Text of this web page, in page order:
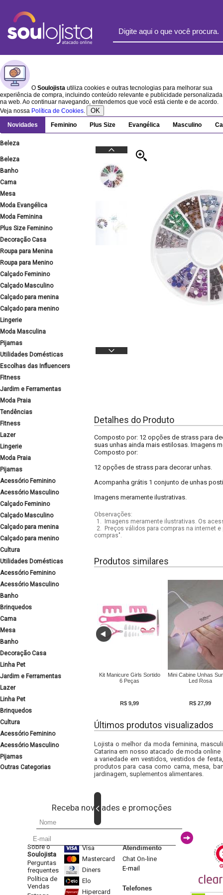
O Soulojista utiliza cookies e outras tecnologias para melhorar sua
experiência de compra, incluindo conteúdo relevante e publicidade personalizada
na web. Ao continuar navegando, entendemos que você está ciente e de acordo.
Veja nossa Política de Cookies. OK
Novidades Feminino Plus Size Evangélica Masculino
Beleza
Beleza
Banho
Cama
Mesa
Moda Evangélica
Moda Feminina
Plus Size Feminino
Decoração Casa
Roupa para Menina
Roupa para Menino
Calçado Feminino
Calçado Masculino
Calçado para menina
Calçado para menino
Lingerie
Moda Masculina
Pijamas
Utilidades Domésticas
Escolhas das Influencers
Fitness
Jardim e Ferramentas
Moda Praia
Tendências
Fitness
Lazer
Lingerie
Moda Praia
Pijamas
Acessório Feminino
Acessório Masculino
Calçado Feminino
Calçado Masculino
Calçado para menina
Calçado para menino
Cultura
Utilidades Domésticas
Acessório Feminino
Acessório Masculino
Banho
Brinquedos
Cama
Mesa
Banho
Decoração Casa
Linha Pet
Jardim e Ferramentas
Lazer
Linha Pet
Brinquedos
Cultura
Acessório Feminino
Acessório Masculino
Pijamas
Outras Categorias
Detalhes do Produto
Composto por: 12 opções de strass para
suas unhas ainda mais estilosas. Imagens
Composto por:
12 opções de strass para decorar unhas.
Acompanha grátis 1 conjunto de unhas
Imagens meramente ilustrativas.
Observações:
1.
Imagens meramente ilustrativas. Os
2.
Preços válidos para compras na internet
compras".
Produtos similares
Kit Manicure Girls Sortido
6 Peças
R$ 9,99
Mini Cabine Unhas
Led Rosa
R$ 27,99
Últimos produtos visualizados
Lojista o melhor da moda feminina,
Catarina em nosso atacado de moda
a variedade em vestidos, vestidos de
produtos para casa como cama, mesa,
jardinagem, suplementos alimentares.
Receba novidades e promoções
Sobre o
Soulojista
Perguntas
frequentes
Política de
Vendas
Visa
Mastercard
Diners
Elo
Hipercard
Atendimento
Chat On-line
E-mail
Telefones